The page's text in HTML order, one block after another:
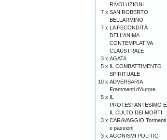
RIVOLUZIONI
7 x SAN ROBERTO
BELLARMINO
7 x LA FECONDITÀ
DELL’ANIMA
CONTEMPLATIVA
CLAUSTRALE
3 x AGATA
5 x IL COMBATTIMENTO
SPIRITUALE
10 x ADVERSARIA
Frammenti d'Autore
5 x IL
PROTESTANTESIMO E
IL CULTO DEI MORTI
3 x CARAVAGGIO Tormenti
e passioni
3 x AGONISMI POLITICI